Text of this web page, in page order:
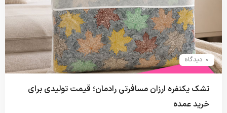
0 دیدگاه
تشک یکنفره ارزان مسافرتی رادمان؛ قیمت تولیدی برای
خرید عمده